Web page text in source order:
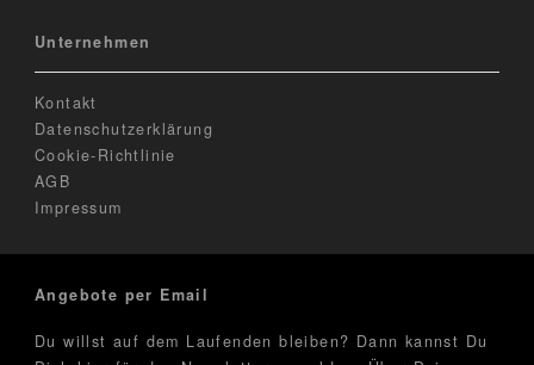
Unternehmen
Kontakt
Datenschutzerklärung
Cookie-Richtlinie
AGB
Impressum
Angebote per Email
Du willst auf dem Laufenden bleiben? Dann kannst Du